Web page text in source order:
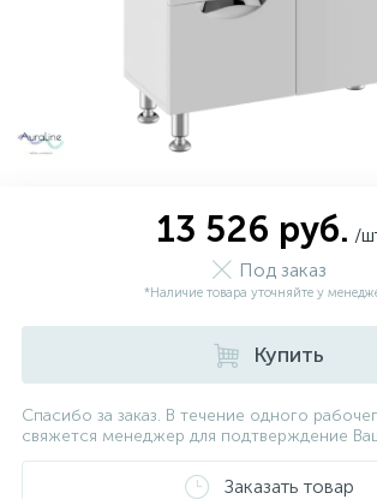
13 526 руб. /
Под заказ
*Наличие товара уточняйте у
Купить
Спасибо за заказ. В течение одного
свяжется менеджер для подтверждение
Заказать товар